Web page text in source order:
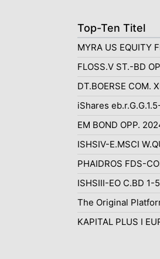
Top-Ten Titel
MYRA US EQUITY
FLOSS.V ST.-BD
DT.BOERSE COM.
iShares
EM BOND OPP.
ISHSIV-E.MSCI
PHAIDROS FDS-
ISHSIII-EO C.BD 1-
The Original
KAPITAL PLUS I